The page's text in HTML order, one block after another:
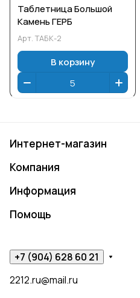
Таблетница Большой
Камень ГЕРБ
Арт. ТАБК-2
В корзину
Интернет-магазин
Компания
Информация
Помощь
+7 (904) 628 60 21
2212.ru@mail.ru